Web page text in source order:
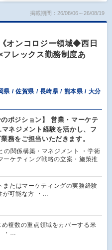
掲載期間：26/08/06～26/08/19
オンコロジー領域◆西日
レックス勤務制度あ
県 / 佐賀県 / 長崎県 / 熊本県 / 大分
のポジション】 営業・マーケテ
ネジメント経験を活かし、フ
務をご担当いただきます。
の関係構築・マネジメント ・学術
ーケティング戦略の立案・施策推
またはマーケティングの実務経験
が可能な方 ・…
め複数の重点領域をカバーする米
・…